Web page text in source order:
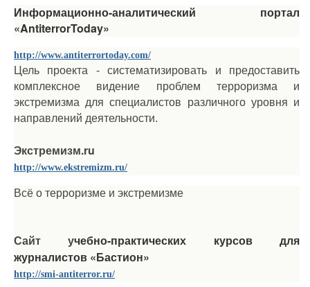
Информационно-аналитический портал
«AntiterrorToday»
http://www.antiterrortoday.com/
Цель проекта - систематизировать и предоставить
комплексное видение проблем терроризма и
экстремизма для специалистов различного уровня и
направлений деятельности.
Экстремизм.ru
http://www.ekstremizm.ru/
Всё о терроризме и экстремизме
Сайт учебно-практических курсов для
журналистов «Бастион»
http://smi-antiterror.ru/